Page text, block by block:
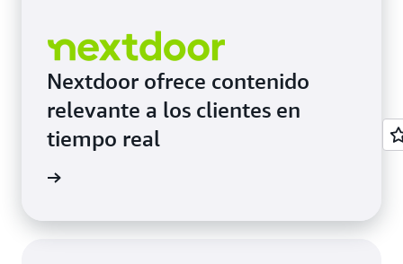
Nextdoor ofrece contenido
relevante a los clientes en
tiempo real